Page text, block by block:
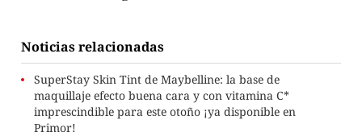
Noticias relacionadas
SuperStay Skin Tint de Maybelline: la base de
maquillaje efecto buena cara y con vitamina C*
imprescindible para este otoño ¡ya disponible en
Primor!